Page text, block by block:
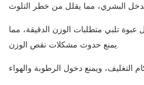
تلبي متطلبات الوزن الدقيقة، مما
يمنع حدوث مشكلات نقص الوزن.